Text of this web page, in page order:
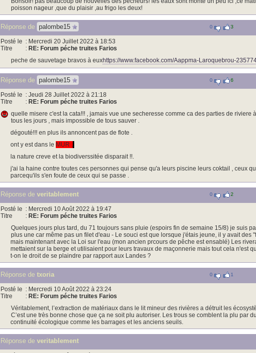
poisson nageur ,que du plaisir ,au frigo les deux!
Réponse de palombe15 0 3
Posté le : Mercredi 20 Juillet 2022 à 18:53
Titre
: RE: Forum péche truites Farios
peche de sauvetage bravos à euxhttps://www.facebook.com/Aappma-Laroquebrou-
Réponse de palombe15 0 6
Posté le : Jeudi 28 Juillet 2022 à 21:18
Titre
: RE: Forum péche truites Farios
quelle misere c'est la cata!!! , jamais vue une secheresse comme ca des parties de riviere
tous les jours , mais impossible de tous sauver .
dégouté!!! en plus ils annoncent pas de flote .
ont y est dans le MUR ..
la nature creve et la biodiverssitée disparait !!.
j'ai la haine contre toutes ces personnes qui pense qu'a leurs piscine leurs coktail , ceux
parcequ'ils s'en foute de ceux qui se passe .
Réponse de veritablement 0 2
Posté le : Mercredi 10 Août 2022 à 19:47
Titre
: RE: Forum péche truites Farios
Quelques jours plus tard, du 71 toujours sans pluie (espoirs fin de semaine 15/8) je suis
plus une car même pas un filet d'eau - Le souci est que lorsque j'étais jeune, il y avait des
mais maintenant avec la Loi sur l'eau (mon ancien prcours de pêche est ensablé) Les
mettaient sur la berge et utilisaient pour leurs travaux de maçonnerie mais tout cela n'est
t-on le droit de se plaindre par rapport aux Landes ?
Réponse de txoria 0 1
Posté le : Mercredi 10 Août 2022 à 23:24
Titre
: RE: Forum péche truites Farios
Véritablement, l’extraction de matériaux dans le lit mineur des rivières a détruit les
C’est une très bonne chose que ça ne soit plu autoriser. Les trous se comblent la plu par
continuité écologique comme les barrages et les anciens seuils.
Réponse de veritablement